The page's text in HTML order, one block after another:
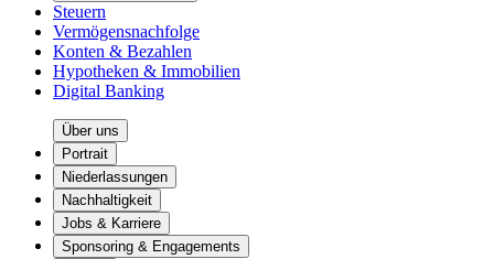
Steuern
Vermögensnachfolge
Konten & Bezahlen
Hypotheken & Immobilien
Digital Banking
Über uns
Portrait
Niederlassungen
Nachhaltigkeit
Jobs & Karriere
Sponsoring & Engagements